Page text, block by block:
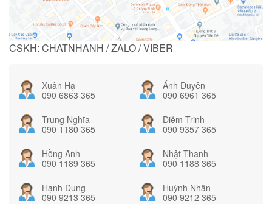
CSKH: CHATNHANH / ZALO / VIBER
Xuân Hạ
090 6863 365
Ánh Duyên
090 6961 365
Trung Nghĩa
090 1180 365
Diễm Trinh
090 9357 365
Hồng Anh
090 1189 365
Nhật Thanh
090 1188 365
Hạnh Dung
090 9213 365
Huỳnh Nhân
090 9212 365